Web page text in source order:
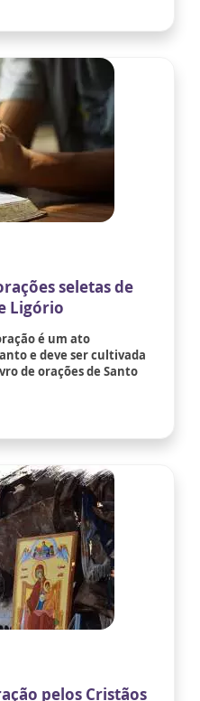
seletas de
Ligório
é um ato
e deve ser cultivada
de orações de Santo
pelos Cristãos